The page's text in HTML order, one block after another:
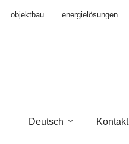
objektbau
energielösungen
Deutsch Kontakt